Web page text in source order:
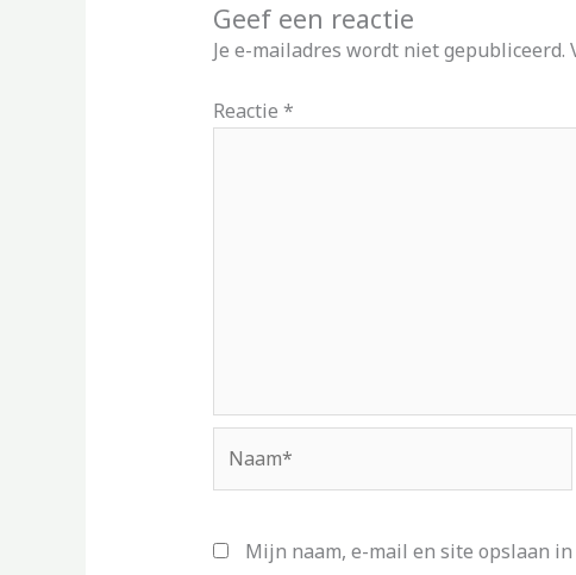
Geef een reactie
Je e-mailadres wordt niet gepubliceerd.
Reactie *
Mijn naam, e-mail en site opslaan